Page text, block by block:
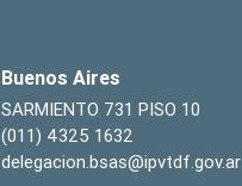
Buenos Aires
SARMIENTO 731 PISO 10
(011) 4325 1632
delegacion.bsas@ipvtdf.gov.ar